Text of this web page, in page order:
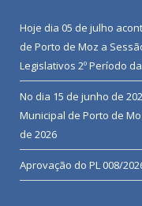
Hoje dia 05 de julho
de Porto de Moz a
Legislativos 2º Período
No dia 15 de junho de
Municipal de Porto de
de 2026
Aprovação do PL 008/